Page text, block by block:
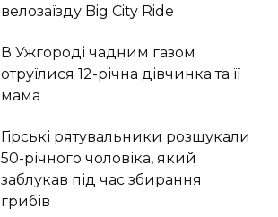
велозаїзду Big Сity Ride
В Ужгороді чадним газом
отруїлися 12-річна дівчинка та її
мама
Гірські рятувальники розшукали
50-річного чоловіка, який
заблукав під час збирання
грибів